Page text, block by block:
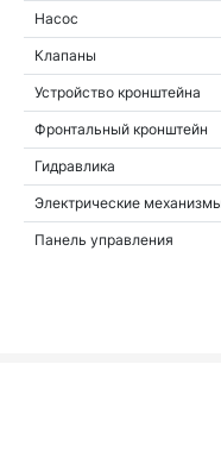
Насос
Клапаны
Устройство кронштейна
Фронтальный кронштейн
Гидравлика
Электрические механизмы
Панель управления